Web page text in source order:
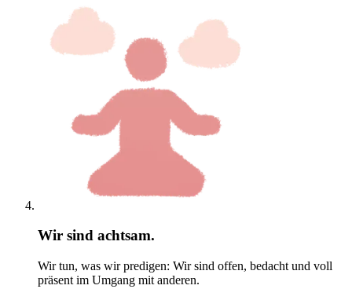
Wir sind achtsam.
Wir tun, was wir predigen: Wir sind offen, bedacht und voll
präsent im Umgang mit anderen.